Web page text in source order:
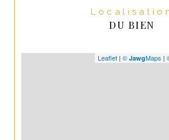
DU BIEN
Leaflet | © JawgMaps |